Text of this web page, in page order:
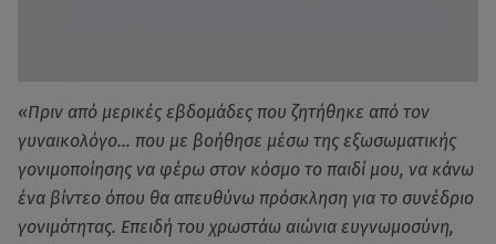
«Πριν από μερικές εβδομάδες που ζητήθηκε από τον
γυναικολόγο… που με βοήθησε μέσω της εξωσωματικής
γονιμοποίησης να φέρω στον κόσμο το παιδί μου, να κάνω
ένα βίντεο όπου θα απευθύνω πρόσκληση για το συνέδριο
γονιμότητας. Επειδή του χρωστάω αιώνια ευγνωμοσύνη,